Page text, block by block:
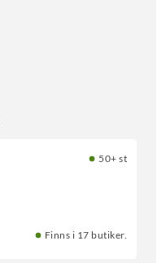
50+ st
Finns i 17 butiker.